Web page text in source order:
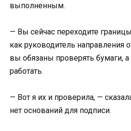
выполненным.
— Вы сейчас переходите
как руководитель направления
вы обязаны проверять бумаги, а
работать.
— Вот я их и проверила, —
нет оснований для подписи.